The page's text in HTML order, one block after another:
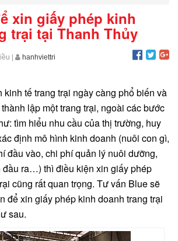
xin giấy phép kinh
trại tại Thanh Thủy
hanhviettri
kinh tế trang trại ngày càng phổ biến và
lập một trang trại, ngoài các bước
tìm hiểu nhu cầu của thị trường, huy
định mô hình kinh doanh (nuôi con gì,
đầu vào, chi phí quản lý nuôi dưỡng,
đầu ra…) thì điều kiện xin giấy phép
cũng rất quan trọng. Tư vấn Blue sẽ
để xin giấy phép kinh doanh trang trại
sau.